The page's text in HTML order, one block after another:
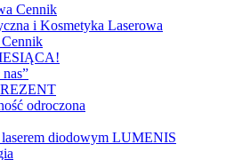
Cennik
i Kosmetyka Laserowa
odroczona
laserem diodowym LUMENIS